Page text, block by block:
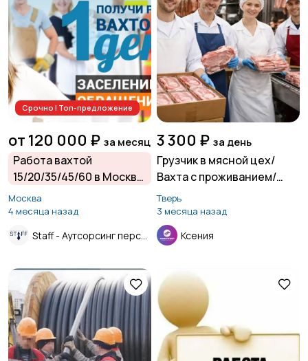
Срочно | Топ-предложение
от 120 000 ₽ за месяц
Работа вахтой
15/20/35/45/60 в Москве
и Московской области
от прямого
Москва
4 месяца назад
3 300 ₽ за день
Грузчик в мясной цех/
Вахта с проживанием/
Бежецк
Тверь
3 месяца назад
Ксения